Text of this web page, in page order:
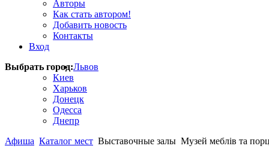
Авторы
Как стать автором!
Добавить новость
Контакты
Вход
Выбрать город:Львов
Киев
Харьков
Донецк
Одесса
Днепр
Афиша Каталог мест Выставочные залы Музей меблів та